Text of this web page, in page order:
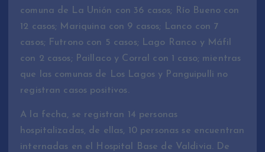
comuna de La Unión con 36 casos; Río Bueno con
12 casos; Mariquina con 9 casos; Lanco con 7
casos; Futrono con 5 casos; Lago Ranco y Máfil
con 2 casos; Paillaco y Corral con 1 caso; mientras
que las comunas de Los Lagos y Panguipulli no
registran casos positivos.
A la fecha, se registran 14 personas
hospitalizadas, de ellas, 10 personas se encuentran
internadas en el Hospital Base de Valdivia. De